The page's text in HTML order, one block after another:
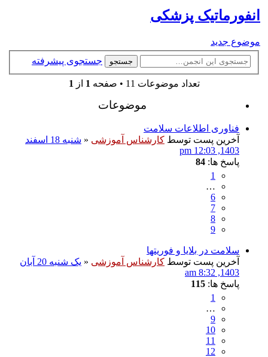
انفورماتیک پزشکی
موضوع جدید
جستجو جستجوی پیشرفته
تعداد موضوعات 11 • صفحه 1 از 1
موضوعات
فناوری اطلاعات سلامت
آخرین پست توسط کارشناس آموزشی «
شنبه 18 اسفند
1403, 12:03 pm
پاسخ ها: 84
1
…
6
7
8
9
سلامت در بلایا و فوریتها
آخرین پست توسط کارشناس آموزشی «
یک شنبه 20 آبان
1403, 8:32 am
پاسخ ها: 115
1
…
9
10
11
12